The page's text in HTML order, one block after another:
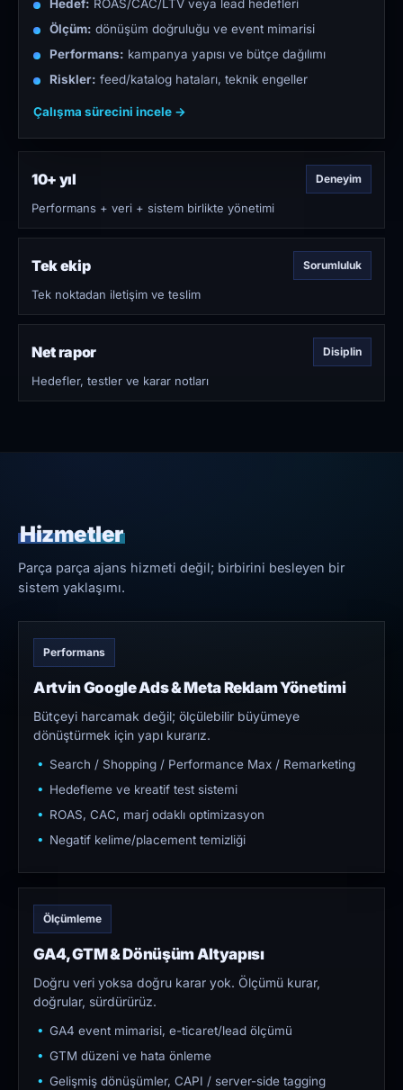
Hedef: ROAS/CAC/LTV veya lead hedefleri
Ölçüm: dönüşüm doğruluğu ve event mimarisi
Performans: kampanya yapısı ve bütçe dağılımı
Riskler: feed/katalog hataları, teknik engeller
Çalışma sürecini incele →
10+ yıl Deneyim
Performans + veri + sistem birlikte yönetimi
Tek ekip Sorumluluk
Tek noktadan iletişim ve teslim
Net rapor Disiplin
Hedefler, testler ve karar notları
Hizmetler
Parça parça ajans hizmeti değil; birbirini besleyen bir
sistem yaklaşımı.
Performans
Artvin Google Ads & Meta Reklam Yönetimi
Bütçeyi harcamak değil; ölçülebilir büyümeye
dönüştürmek için yapı kurarız.
Search / Shopping / Performance Max / Remarketing
Hedefleme ve kreatif test sistemi
ROAS, CAC, marj odaklı optimizasyon
Negatif kelime/placement temizliği
Ölçümleme
GA4, GTM & Dönüşüm Altyapısı
Doğru veri yoksa doğru karar yok. Ölçümü kurar,
doğrular, sürdürürüz.
GA4 event mimarisi, e-ticaret/lead ölçümü
GTM düzeni ve hata önleme
Gelişmiş dönüşümler, CAPI / server-side tagging